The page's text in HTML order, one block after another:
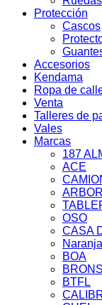
Protección
Cascos
Accesorios
Kendama
Ropa de
Venta
Talleres de
Vales
Marcas
187
ACE
ARBOR
OSO
CASA
BOA
BTFL